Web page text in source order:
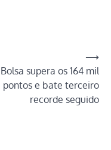
Bolsa supera os 164 mil
pontos e bate terceiro
recorde seguido
⟶